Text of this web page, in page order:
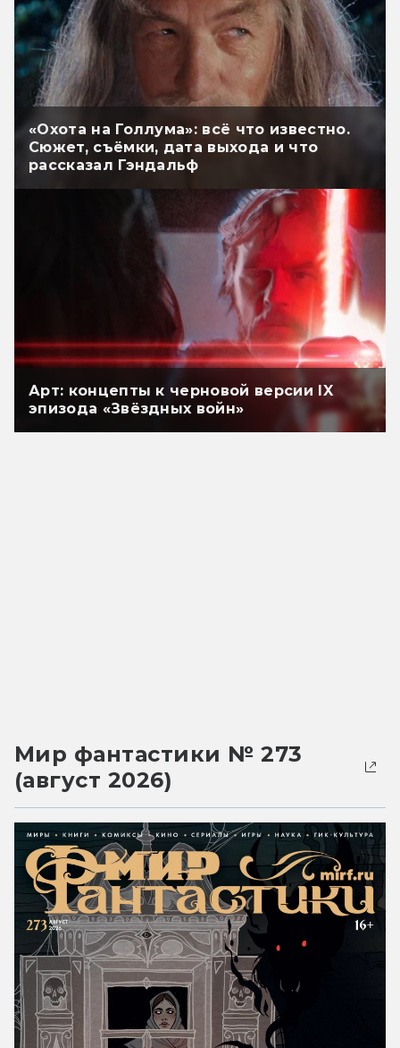
«Охота на Голлума»: всё что известно.
Сюжет, съёмки, дата выхода и что
рассказал Гэндальф
Арт: концепты к черновой версии IX
эпизода «Звёздных войн»
Мир фантастики № 273
(август 2026)